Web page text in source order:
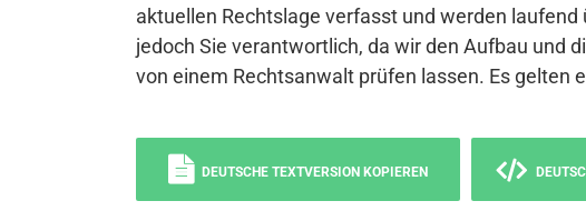
aktuellen Rechtslage verfasst und werden
jedoch Sie verantwortlich, da wir den Aufbau und
von einem Rechtsanwalt prüfen lassen. Es gelten
DEUTSCHE TEXTVERSION KOPIEREN